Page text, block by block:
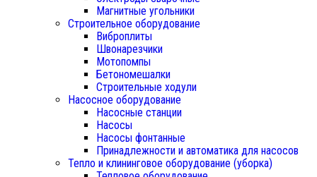
Магнитные угольники
Строительное оборудование
Виброплиты
Швонарезчики
Мотопомпы
Бетономешалки
Строительные ходули
Насосное оборудование
Насосные станции
Насосы
Насосы фонтанные
Принадлежности и автоматика для насосов
Тепло и клининговое оборудование (уборка)